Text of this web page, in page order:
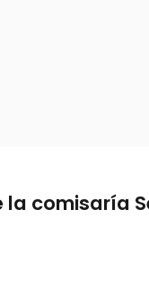
comisaría